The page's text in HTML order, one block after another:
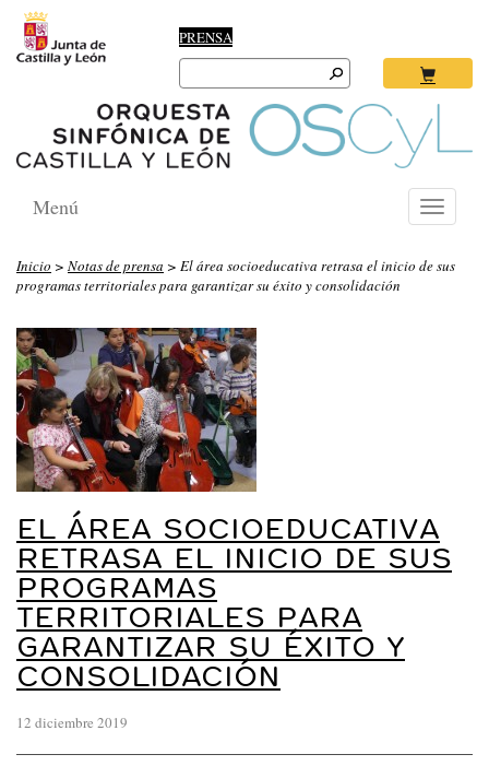
PRENSA
Search
for:
Toggle
Menú
Inicio > Notas de prensa > El área socioeducativa retrasa el inicio de sus
programas territoriales para garantizar su éxito y consolidación
EL ÁREA SOCIOEDUCATIVA
RETRASA EL INICIO DE SUS
PROGRAMAS
TERRITORIALES PARA
GARANTIZAR SU ÉXITO Y
CONSOLIDACIÓN
12 diciembre 2019